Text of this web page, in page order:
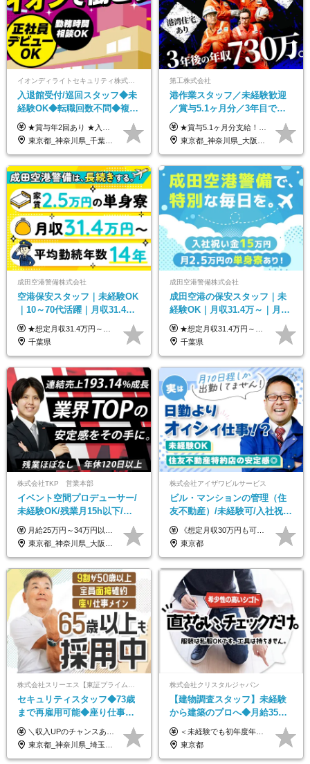
イオンディライトセキュリティ株式会社（イオングループ）
入退館受付/巡回スタッフ◆未
経験OK◆転職回数不問◆複数
勤務地で募集中◆ブランクあ
りOK◆室内業務がメイン
★賞与年2回あり ★入社祝い金3万円支給 ★出産祝い金や育児支援金などの手当も充実！ ≪給与モデル≫ 【東京】基本給27万2780円/月給＋時間外手当（25h） 【愛知】基本給25万4990円/月給＋時間外手当（25h） 【大阪】基本給25万4990円/月給＋時間外手当（25h） 【福岡】基本給23万7200円/月給＋時間外手当（25h） -------------- ▽各地の給与は下記をご確認ください！ ■北海道 月給20万円～ ■東北 月給20万円～ ■北関東 埼玉／月給22万5000円～ 茨城・群馬・新潟／月給20万円～ ■南関東 東京・神奈川／月給23万円～ 千葉／月給22万5000円～ 山梨／月給20万円～ ■中部 愛知／月給21万5000円～ 長野・岐阜・三重／月給20万円～ ■関西 大阪／月給21万5000円～ 京都・兵庫／月給21万円～ 滋賀・奈良／月給20万円～ ■中四国 岡山・山口・四国・広島／月給20万円～ ■九州 福岡・鹿児島・長崎／月給20万円～
東京都_神奈川県_千葉県_北海道_福島県_長野県_岐阜県_三重県_京都府_福岡県
第工株式会社
港作業スタッフ／未経験歓迎
／賞与5.1ヶ月分／3年目で年
収730万円も可／食事手当あり
／年休120日以上
★賞与5.1ヶ月分支給！ ★入社3年目・30代で年収730万円の先輩も活躍中！ ★入社1年目・20代で月収29万円の実績あり 月給：22.5万円～30.5万円＋各種手当＋賞与年2回＋残業代全額支給 ※経験・能力などを考慮のうえ決定します ※上記月給には食事手当(5000円／月）を含みます ※残業代は分単位で100％支給いたします ※試用期間3ヶ月。その間の給与・待遇に差異はありません 【月収例】 ◆33.5万円／31歳 入社7か月 ◆38.5万円／32歳 入社1年目 ◆48.4万円／44歳 入社12年目 ※経験・能力などを考慮のうえ決定 ※月収・給与例には休日手当も含みます 【手当詳細】 ◆交通費規定支給（上限3万5000円／月） ◆時間外手当全額支給 ◆休日出勤手当 ◆港湾住宅あり（1R・2万円台～） ◆資格取得支援制度：全額負担 ◆地域手当：関東地区1万円／月
東京都_神奈川県_大阪府_愛知県_兵庫県
成田空港警備株式会社
空港保安スタッフ｜未経験OK
｜10～70代活躍｜月収31.4万
&賞与年2回｜家族・住宅手当
｜光熱費0円の単身寮
★想定月収31.4万円～＋賞与年2回（59万円以上） ★入社お祝い金15万円支給 ★水道+光熱費無料の家賃がリーズナブルな社員寮(単身寮)あり！ 月給24万5000円以上(基本給21万1000円＋業務別手当35,000円)＋賞与年2回（賞与支給額：59万円以上を想定）＋残業代全額 ※みなし残業なし！残業代は全額支給します。 ※資格手当・深夜手当など、様々な手当をご用意しています。 ※入社お祝い金は１か月経過後、3ヶ月経過後、6ヶ月経過後に各5万円ずつ給与に加算して支給いたします。 ※指定の検定資格をお持ちの方には別途手当を支給します。入社後に取得した場合は給与に加算し支給します。 ・施設警備 1級7,000円 2級4,000円 ・交通誘導 1級7,000円 2級4,000円 ・雑踏警備 1級7,000円 2級4,000円 など
千葉県
成田空港警備株式会社
成田空港の保安スタッフ｜未
経験OK｜月収31.4万～｜月
2.5万の単身寮｜住宅手当&家
族手当｜入社祝い金15万
★想定月収31.4万円～＋賞与年2回（59万円以上） ★入社お祝い金15万円支給 ★水道+光熱費無料の家賃がリーズナブルな社員寮(単身寮)あり！ ★住宅手当&家族手当あり 月給24万5000円以上(基本給21万1000円＋業務別手当35,000円)＋賞与年2回（賞与支給額：59万円以上を想定）＋残業代全額 ※みなし残業なし！残業代は全額支給します。 ※資格手当・深夜手当など、様々な手当をご用意しています。 ※入社お祝い金は１か月経過後、3ヶ月経過後、6ヶ月経過後に各5万円ずつ給与に加算して支給いたします。 ※指定の検定資格をお持ちの方には別途手当を支給します。入社後に取得した場合は給与に加算し支給します。 ・施設警備 1級7,000円 2級4,000円 ・交通誘導 1級7,000円 2級4,000円 ・雑踏警備 1級7,000円 2級4,000円 など
千葉県
株式会社TKP 営業本部
イベント空間プロデューサー/
未経験OK/残業月15h以下/豊
富な福利厚生/全国募集/平均有
給取得日数14.9日
月給25万円～34万円以上＋各種手当＋残業代＋賞与年2回（昨年度2～4ヶ月分） 初年度想定年収：350万円～ ＜クラス・経験別の月給目安＞ ■メンバークラス：月給25万円以上 ■店長やSVなどのマネジメント経験者：月給30万円～スタート可 ■リーダークラス：月給34万円以上 ※月給は配属エリア・経験・能力を考慮して決定します（前職の経験・収入をお聞かせください）。 ※上記にはみなし残業手当20～30時間分（メンバー：3万1134円以上、経験5年以上：5万2448円以上、リーダー：5万9441円以上）を含みます。 ※超過分は別途支給いたします。
東京都_神奈川県_大阪府_愛知県_北海道_宮城県_静岡県_京都府_広島県_福岡県
株式会社アイザワビルサービス
ビル・マンションの管理（住
友不動産）/未経験可/入社祝い
金10万円/月収30万円可/40～
50代活躍/S102
《想定月収30万円も可能！/想定年収380万円》 ■月給24万5000円以上＋賞与年2回(2カ月/2025年実績)＋時間外手当＋資格手当＋役職手当＋交通費 ………… ≪昇給、賞与、および各種諸手当について≫ ◇入社お祝い金（10万円 ※3カ月精勤後支給） ◇昇給/年1回 ◇賞与/年2回(2カ月/2025年実績) ◇時間外手当 ◇資格手当 └・ビル設備管理技能士1級（1万円/月） ・ビル設備管理技能士2級（5000円/月） ・建築物環境衛生管理技術者（1万円/月） ・防火管理技能者（3000円/月） ・消防設備士乙4類（3000円/月） 他 ◇役職手当 └・班長/サブリーダー/リーダー（5000円～2万円/月） ◇物件手当（最大2万円 ※物件により異なる） ◇退職金あり ※経験・年齢・能力を考慮した上、当社規定により優遇いたします。 ※3カ月の試用期間あり。その間の給与や福利厚生に差異はありません。 《モデル年収》 ・入社1年/35歳：年収380万円 ・入社3年/38歳：年収400万円
東京都
株式会社スリーエス【東証プライム上場グループ】
セキュリティスタッフ◆73歳
まで再雇用可能◆座り仕事中
心◆東証プライム上場G◆応
募者全員面接◆賞与年2回
＼収入UPのチャンスあり◎昇給も可能です！／ ◆正社員 月給(地域による）＋グレード手当、深夜手当、残業代（全額支給）等の各種手当＋賞与年2回 ＜東京都／神奈川県（横浜市）＞ 月給21万4000円～27万円 ＜埼玉県／千葉県＞ 月給19万90000円～25万1000円 ＜栃木県／茨城県／山梨県＞ 月給18万4000円～23万6000円 【試用期間】 正社員：3ヵ月 アルバイト：なし ※試用期間と本採用後の給与・待遇に差異はありません ※グレード手当、深夜手当の詳細額は面接にてご案内させていただきます ※正社員は60歳定年のため、60代の方は嘱託社員での採用です。給与条件は嘱託給与となり、退職金と賞与がありません ＼正社員は「グレード認定制」という評価あり！制度勤続年数等に応じて入社時から手当を支給／ ◆グレードI：＋2000円（入社時～） ◆グレードII：＋5000円（在籍1年以上＆当社基準に当てはまる方） ◆グレードIII：＋1万円（社内試験の合格者） ◆アルバイト・パート 東京都:時給1226円 神奈川県:時給1225円 千葉県：時給1140円 埼玉県:時給1141円 栃木県:1068円 茨城県:1074円 山梨県:1052円
東京都_神奈川県_埼玉県_千葉県_茨城県_栃木県_山梨県
株式会社クリスタルジャパン
【建物調査スタッフ】未経験
から建築のプロへ◆月給35万
円～＋賞与年2回◆官公庁・
UR直取引◆残業月10h
＜未経験でも初年度年収490万円～＞ ◆月給35万円～65万円＋賞与年2回（7月・12月） 【なぜ未経験に35万円を払えるのか】 UR都市機構様・日本郵政様・官公庁との直取引で中間マージンがなく、修繕・緊急対応だけで年4,000～5,000件。仕事が途切れない基盤があるため、調査を担う人材に相応の給与を支払えます。 【昇給について】 年齢や社歴ではなく、成長と貢献に応じて昇給する仕組みです。1回の昇給で年収100万円UPした社員もいます。 ※経験・スキルに応じて加給・優遇いたします ※試用期間3ヶ月（その間の給与・待遇に差異はありません） ※上記月給には、固定残業代（月45時間分／8.8万円～16.5万円）を含みます。超過分は別途全額支給します ※実際の残業は月平均10時間程度です。固定残業代は残業の有無にかかわらず全額支給します 【固定残業代について】 固定残業45時間分（88,000円～165,000円）を含む ※超過分は別途全額支給
東京都